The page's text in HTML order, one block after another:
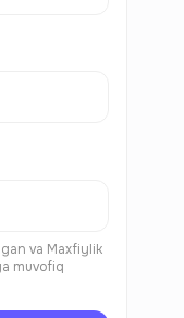
va Maxfiylik
muvofiq